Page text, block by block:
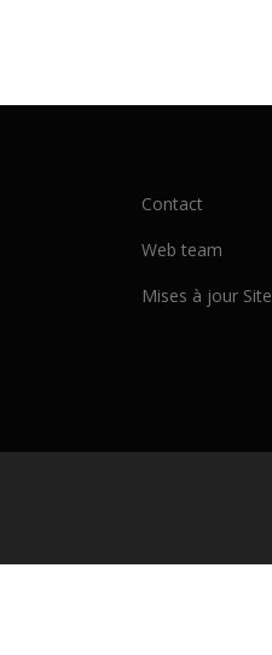
Contact
Web team
Mises à jour Site